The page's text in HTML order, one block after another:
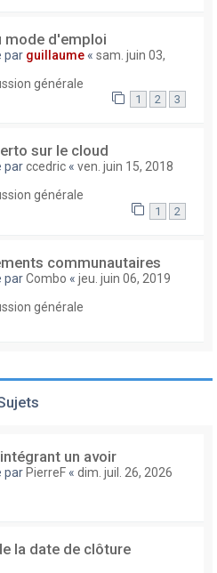
mode d'emploi
par guillaume « sam. juin 03,
générale
1 2 3
sur le cloud
parccedric « ven. juin 15, 2018
générale
1 2
communautaires
parCombo « jeu. juin 06, 2019
générale
un avoir
parPierreF « dim. juil. 26, 2026
la date de clôture